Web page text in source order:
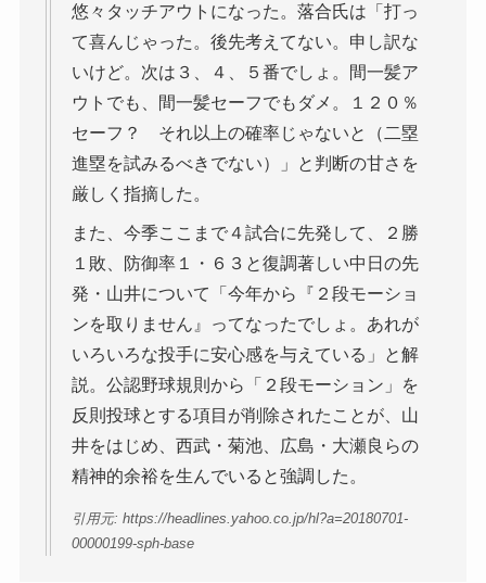
悠々タッチアウトになった。落合氏は「打っ
て喜んじゃった。後先考えてない。申し訳な
いけど。次は３、４、５番でしょ。間一髪ア
ウトでも、間一髪セーフでもダメ。１２０％
セーフ？ それ以上の確率じゃないと（二塁
進塁を試みるべきでない）」と判断の甘さを
厳しく指摘した。
また、今季ここまで４試合に先発して、２勝
１敗、防御率１・６３と復調著しい中日の先
発・山井について「今年から『２段モーショ
ンを取りません』ってなったでしょ。あれが
いろいろな投手に安心感を与えている」と解
説。公認野球規則から「２段モーション」を
反則投球とする項目が削除されたことが、山
井をはじめ、西武・菊池、広島・大瀬良らの
精神的余裕を生んでいると強調した。
引用元: https://headlines.yahoo.co.jp/hl?a=20180701-
00000199-sph-base